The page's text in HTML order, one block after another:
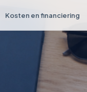
Kosten en financiering